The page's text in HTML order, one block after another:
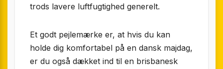
trods lavere luftfugtighed generelt.
Et godt pejlemærke er, at hvis du kan
holde dig komfortabel på en dansk majdag,
er du også dækket ind til en brisbanesk